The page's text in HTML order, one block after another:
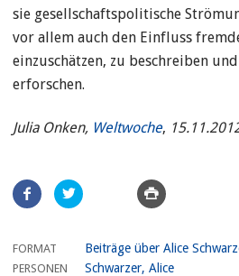
sie gesellschafts­politische
vor allem auch den Einfluss
einzuschätzen, zu beschreiben
erforschen.
Julia Onken, Weltwoche,
Artikel
teilen
FORMAT Beiträge über Alice
PERSONEN Schwarzer, Alice